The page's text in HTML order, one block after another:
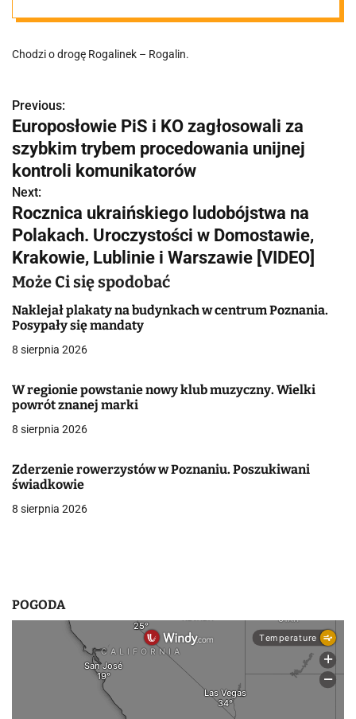
postępują prace
Chodzi o drogę Rogalinek – Rogalin.
N
a
w
i
g
a
c
j
a
w
p
s
u
Previous:
Europosłowie PiS i KO zagłosowali za
szybkim trybem procedowania unijnej
kontroli komunikatorów
Next:
Rocznica ukraińskiego ludobójstwa na
Polakach. Uroczystości w Domostawie,
Krakowie, Lublinie i Warszawie [VIDEO]
Może Ci się spodobać
Naklejał plakaty na budynkach w centrum Poznania.
Posypały się mandaty
8 sierpnia 2026
W regionie powstanie nowy klub muzyczny. Wielki
powrót znanej marki
8 sierpnia 2026
Zderzenie rowerzystów w Poznaniu. Poszukiwani
świadkowie
8 sierpnia 2026
POGODA